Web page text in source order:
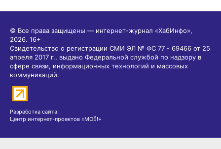
© Все права защищены — интернет-журнал «ХабИнфо»,
2026. 16+
Свидетельство о регистрации СМИ ЭЛ № ФС 77 - 69466 от 25
апреля 2017 г., выдано Федеральной службой по надзору в
сфере связи, информационных технологий и массовых
коммуникаций.
Разработка сайта:
Центр интернет-проектов «МОЁ!»